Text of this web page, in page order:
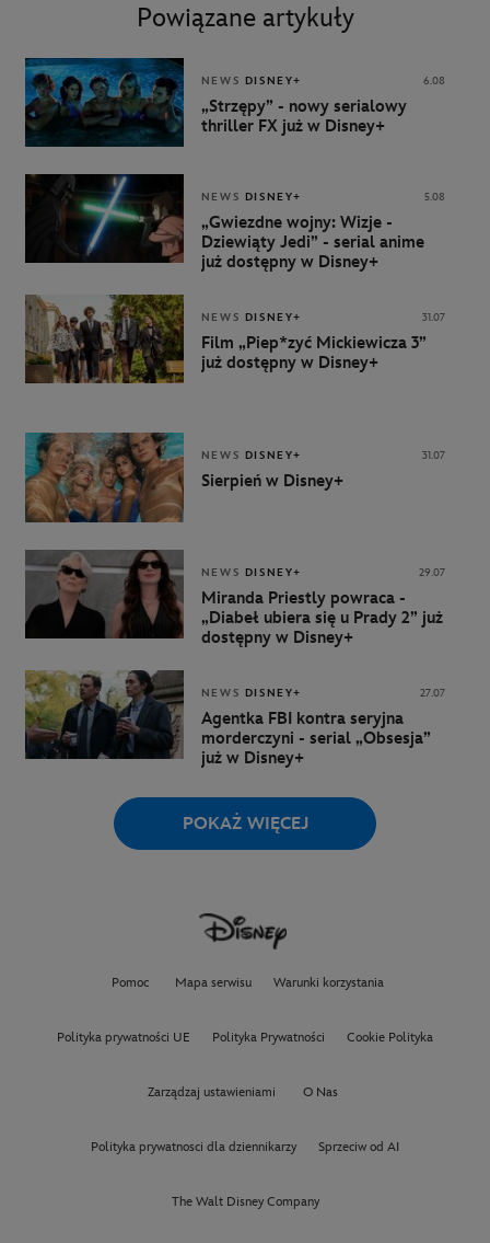
Powiązane artykuły
NEWS DISNEY+ 6.08
„Strzępy” - nowy serialowy
thriller FX już w Disney+
NEWS DISNEY+ 5.08
„Gwiezdne wojny: Wizje -
Dziewiąty Jedi” - serial anime
już dostępny w Disney+
NEWS DISNEY+ 31.07
Film „Piep*zyć Mickiewicza 3”
już dostępny w Disney+
NEWS DISNEY+ 31.07
Sierpień w Disney+
NEWS DISNEY+ 29.07
Miranda Priestly powraca -
„Diabeł ubiera się u Prady 2” już
dostępny w Disney+
NEWS DISNEY+ 27.07
Agentka FBI kontra seryjna
morderczyni - serial „Obsesja”
już w Disney+
POKAŻ WIĘCEJ
Pomoc Mapa serwisu Warunki korzystania
Polityka prywatności UE Polityka Prywatności Cookie Polityka
Zarządzaj ustawieniami O Nas
Polityka prywatnosci dla dziennikarzy Sprzeciw od AI
The Walt Disney Company